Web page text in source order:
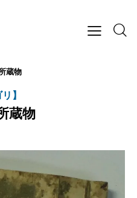
蔵物
】
蔵物